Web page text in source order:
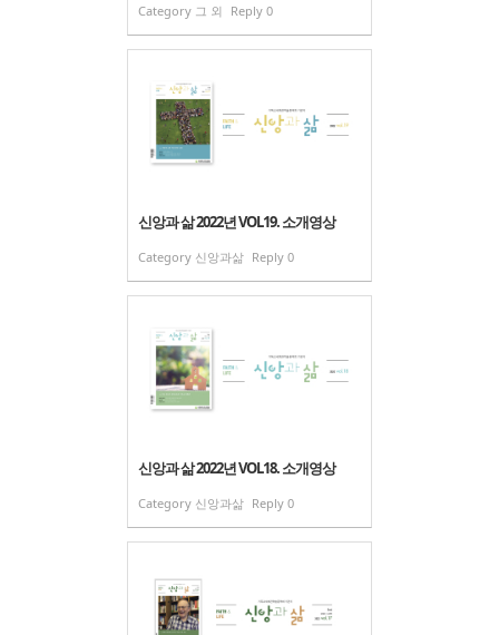
Category 그 외 Reply 0
신앙과 삶 2022년 VOL19. 소개영상
Category 신앙과삶 Reply 0
신앙과 삶 2022년 VOL18. 소개영상
Category 신앙과삶 Reply 0